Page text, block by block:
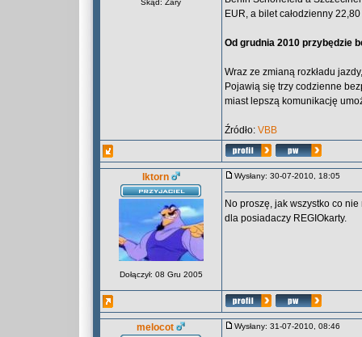
Skąd: Żary
EUR, a bilet całodzienny
Od grudnia 2010 przybędzie
Wraz ze zmianą rozkładu
Pojawią się trzy codzienne
miast lepszą komunikację
Źródło: VBB
Iktorn
Dołączył: 08 Gru 2005
Wysłany: 30-07-2010, 18:05
No proszę, jak wszystko co
dla posiadaczy REGIOkarty.
melocot Wysłany: 31-07-2010, 08:46